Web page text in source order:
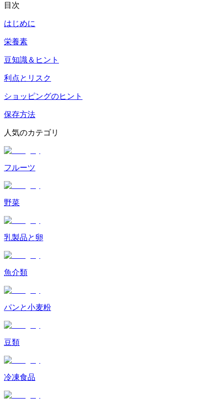
目次
はじめに
栄養素
豆知識＆ヒント
利点とリスク
ショッピングのヒント
保存方法
人気のカテゴリ
フルーツ
野菜
乳製品と卵
魚介類
パンと小麦粉
豆類
冷凍食品